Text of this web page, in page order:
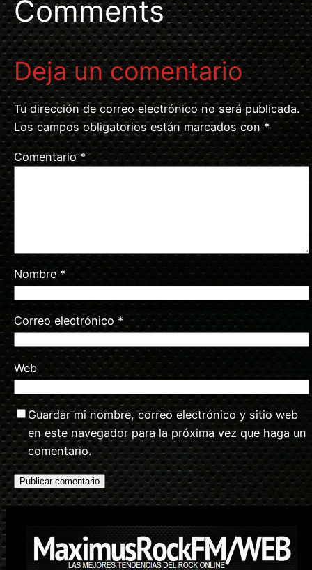
Comments
Deja un comentario
Tu dirección de correo electrónico no será publicada.
Los campos obligatorios están marcados con *
Comentario*
Nombre *
Correo electrónico *
Web
Guardar mi nombre, correo electrónico y sitio web
en este navegador para la próxima vez que haga un
comentario.